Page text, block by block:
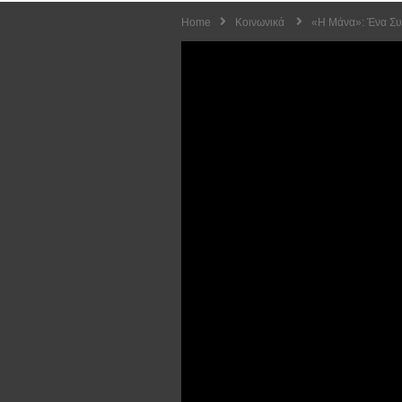
Home Κοινωνικά «H Μάνα»: Ένα